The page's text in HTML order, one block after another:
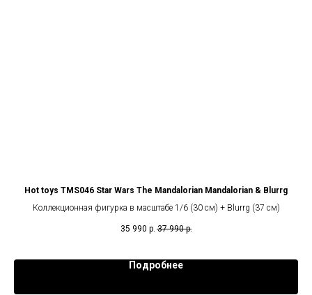
Hot toys TMS046 Star Wars The Mandalorian Mandalorian & Blurrg
Коллекционная фигурка в масштабе 1/6 (30 см) + Blurrg (37 см)
35 990 р. 37 990 р.
Подробнее